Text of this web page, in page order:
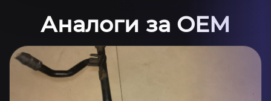
Аналоги за OEM